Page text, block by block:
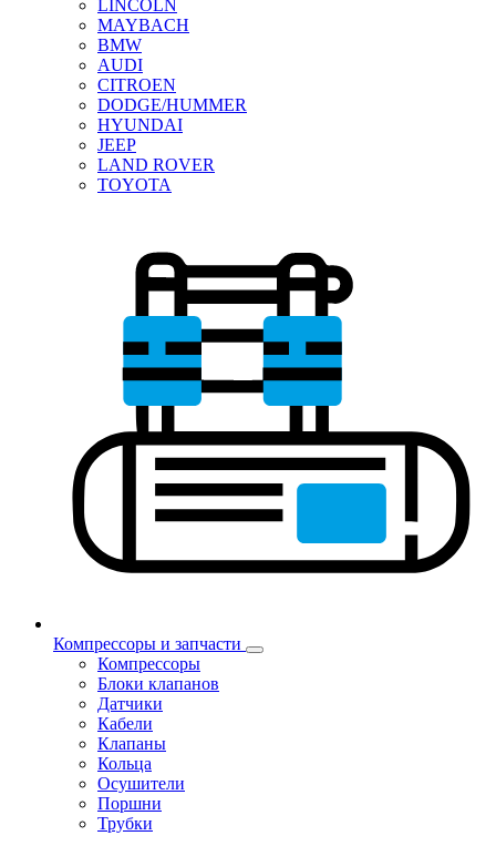
LINCOLN
MAYBACH
BMW
AUDI
CITROEN
DODGE/HUMMER
HYUNDAI
JEEP
LAND ROVER
TOYOTA
Компрессоры и запчасти
Компрессоры
Блоки клапанов
Датчики
Кабели
Клапаны
Кольца
Осушители
Поршни
Трубки